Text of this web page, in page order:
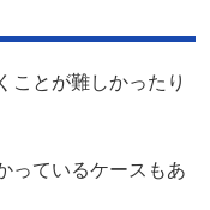
ことが難しかったり
っているケースもあ